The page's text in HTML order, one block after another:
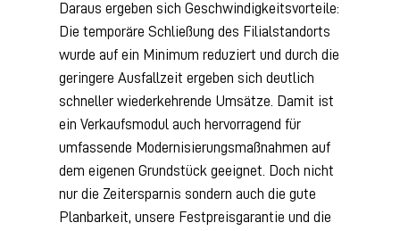
Daraus ergeben sich Geschwindigkeitsvorteile:
Die temporäre Schließung des Filialstandorts
wurde auf ein Minimum reduziert und durch die
geringere Ausfallzeit ergeben sich deutlich
schneller wiederkehrende Umsätze. Damit ist
ein Verkaufsmodul auch hervorragend für
umfassende Modernisierungsmaßnahmen auf
dem eigenen Grundstück geeignet. Doch nicht
nur die Zeitersparnis sondern auch die gute
Planbarkeit, unsere Festpreisgarantie und die